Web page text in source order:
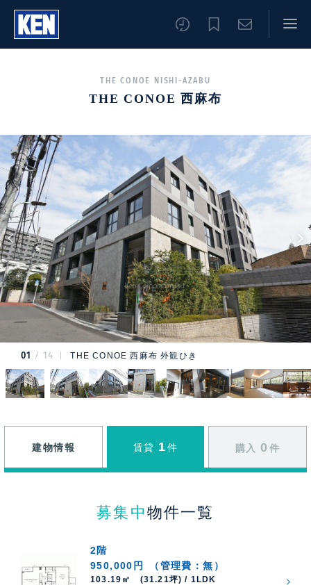
THE CONOE NISHI-AZABU
THE CONOE 西麻布
01 14 THE CONOE 西麻布 外観ひき
建物情報 賃貸 1 件 購入 0 件
募集中 物件一覧
2階
950,000円
（管理費：無）
103.19㎡ (31.21坪) / 1LDK